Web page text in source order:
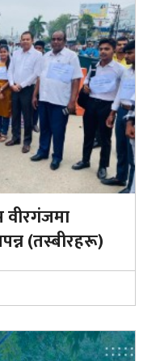
वीरगंजमा
(तस्बीरहरू)